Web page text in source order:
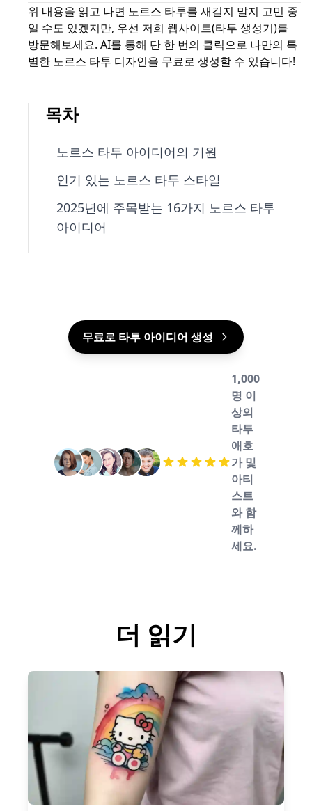
위 내용을 읽고 나면 노르스 타투를 새길지 말지 고민 중
일 수도 있겠지만, 우선 저희 웹사이트(타투 생성기)를
방문해보세요. AI를 통해 단 한 번의 클릭으로 나만의 특
별한 노르스 타투 디자인을 무료로 생성할 수 있습니다!
목차
노르스 타투 아이디어의 기원
인기 있는 노르스 타투 스타일
2025년에 주목받는 16가지 노르스 타투
아이디어
무료로 타투 아이디어 생성
1,000
명 이
상의
타투
애호
가 및
아티
스트
와 함
께하
세요.
더 읽기